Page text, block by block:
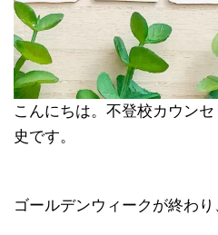
こんにちは。不登校カウン
史です。
ゴールデンウィークが終わり